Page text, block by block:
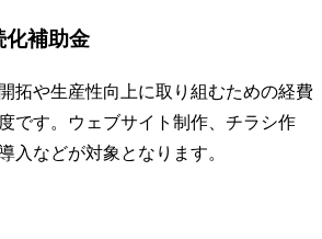
化補助金
拓や生産性向上に取り組むための経費
です。ウェブサイト制作、チラシ作
入などが対象となります。